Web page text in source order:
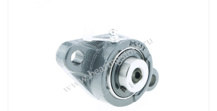
CRAFT
BEARINGS
взят
с
сайта